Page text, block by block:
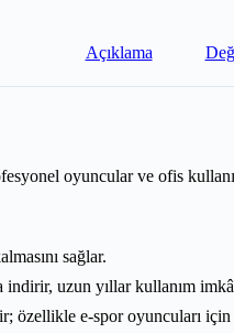
Açıklama
oyuncular ve ofis
sağlar.
uzun yıllar kullanım
özellikle e-spor oyuncuları